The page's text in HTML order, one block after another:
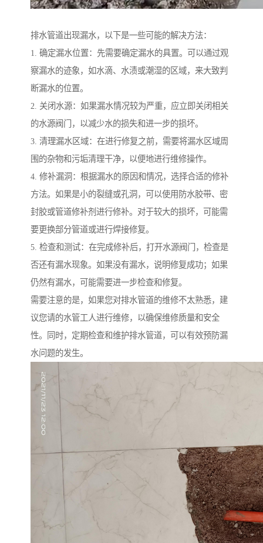
排水管道出现漏水，以下是一些可能的解决方法：
1. 确定漏水位置：先需要确定漏水的具置。可以通过观
察漏水的迹象，如水滴、水渍或潮湿的区域，来大致判
断漏水的位置。
2. 关闭水源：如果漏水情况较为严重，应立即关闭相关
的水源阀门，以减少水的损失和进一步的损坏。
3. 清理漏水区域：在进行修复之前，需要将漏水区域周
围的杂物和污垢清理干净，以便地进行维修操作。
4. 修补漏洞：根据漏水的原因和情况，选择合适的修补
方法。如果是小的裂缝或孔洞，可以使用防水胶带、密
封胶或管道修补剂进行修补。对于较大的损坏，可能需
要更换部分管道或进行焊接修复。
5. 检查和测试：在完成修补后，打开水源阀门，检查是
否还有漏水现象。如果没有漏水，说明修复成功；如果
仍然有漏水，可能需要进一步检查和修复。
需要注意的是，如果您对排水管道的维修不太熟悉，建
议您请的水管工人进行维修，以确保维修质量和安全
性。同时，定期检查和维护排水管道，可以有效预防漏
水问题的发生。